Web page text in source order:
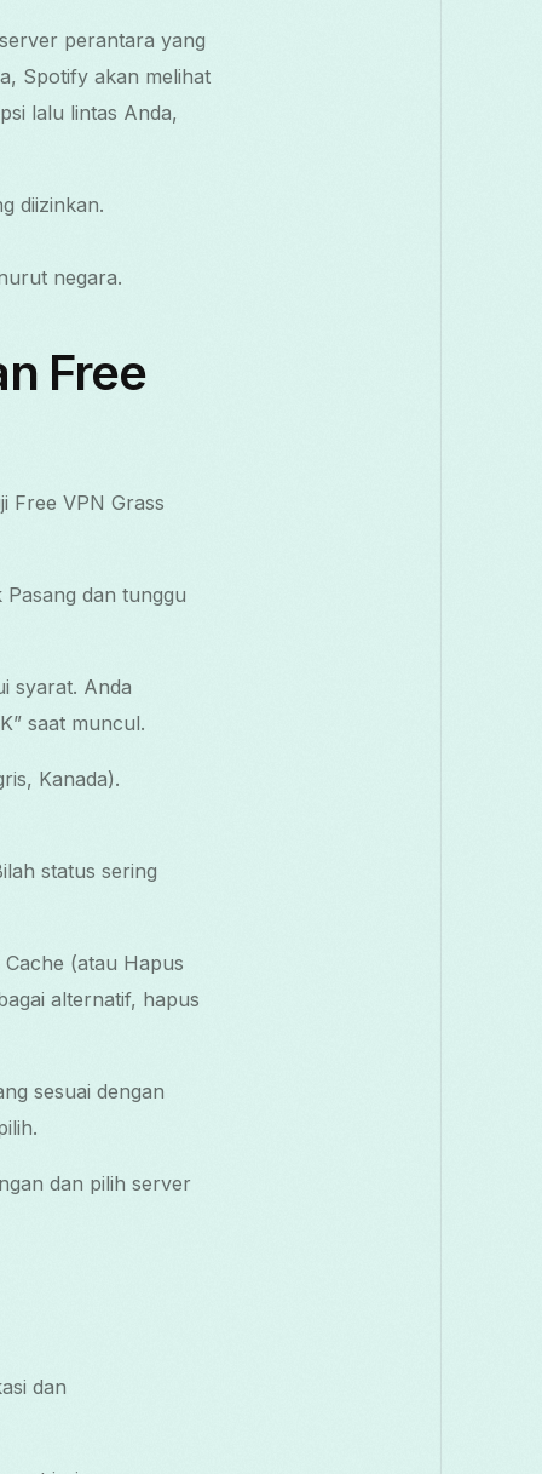
perantara yang
Spotify akan melihat
lalu lintas Anda,
diizinkan.
negara.
Free
Free VPN Grass
Pasang dan tunggu
syarat. Anda
saat muncul.
Kanada).
status sering
(atau Hapus
alternatif, hapus
sesuai dengan
dan pilih server
dan